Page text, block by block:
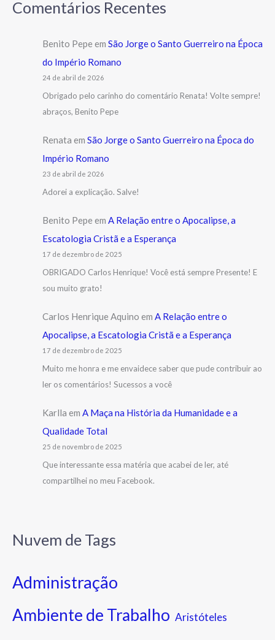
Comentários Recentes
Benito Pepe em São Jorge o Santo Guerreiro na Época
do Império Romano
24 de abril de 2026
Obrigado pelo carinho do comentário Renata! Volte sempre!
abraços, Benito Pepe
Renata em São Jorge o Santo Guerreiro na Época do
Império Romano
23 de abril de 2026
Adorei a explicação. Salve!
Benito Pepe em A Relação entre o Apocalipse, a
Escatologia Cristã e a Esperança
17 de dezembro de 2025
OBRIGADO Carlos Henrique! Você está sempre Presente! E
sou muito grato!
Carlos Henrique Aquino em A Relação entre o
Apocalipse, a Escatologia Cristã e a Esperança
17 de dezembro de 2025
Muito me honra e me envaidece saber que pude contribuir ao
ler os comentários! Sucessos a você
Karlla em A Maça na História da Humanidade e a
Qualidade Total
25 de novembro de 2025
Que interessante essa matéria que acabei de ler, até
compartilhei no meu Facebook.
Nuvem de Tags
Administração
Ambiente de Trabalho Aristóteles